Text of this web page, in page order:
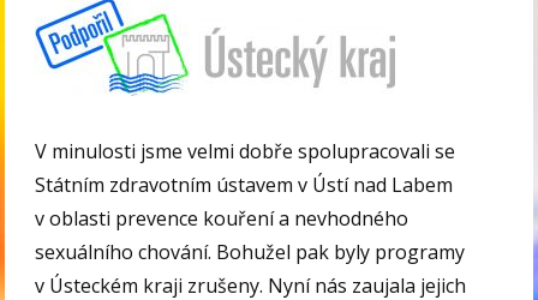
V minulosti jsme velmi dobře spolupracovali se
Státním zdravotním ústavem v Ústí nad Labem
v oblasti prevence kouření a nevhodného
sexuálního chování. Bohužel pak byly programy
v Ústeckém kraji zrušeny. Nyní nás zaujala jejich